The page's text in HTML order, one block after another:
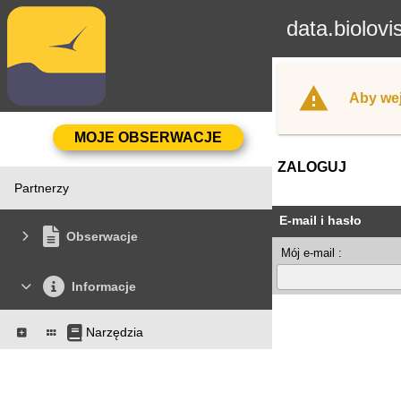
Partnerzy
Obserwacje
Informacje
Narzędzia
Aby
ZALOGUJ
E-mail i hasło
Mój e-mail :